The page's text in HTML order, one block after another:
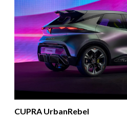
CUPRA UrbanRebel